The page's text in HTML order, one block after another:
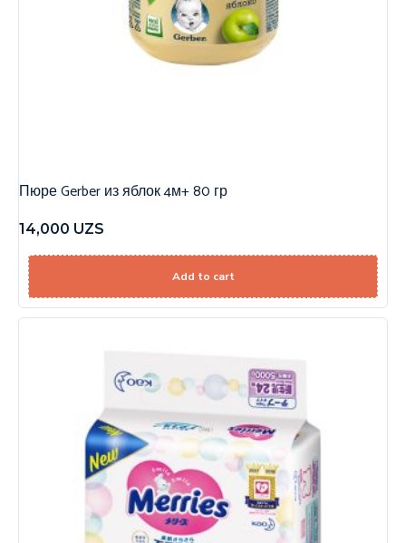
Пюре Gerber из яблок 4м+ 80 гр
14,000 UZS
Add to cart